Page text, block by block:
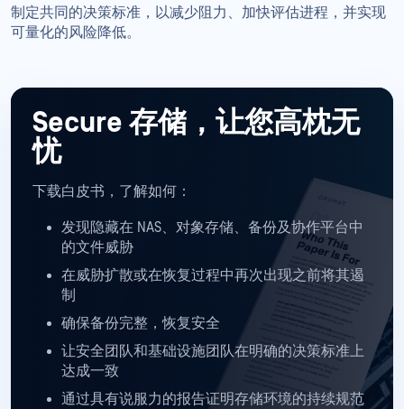
制定共同的决策标准，以减少阻力、加快评估进程，并实现
可量化的风险降低。
Secure 存储，让您高枕无
忧
下载白皮书，了解如何：
发现隐藏在 NAS、对象存储、备份及协作平台中
的文件威胁
在威胁扩散或在恢复过程中再次出现之前将其遏
制
确保备份完整，恢复安全
让安全团队和基础设施团队在明确的决策标准上
达成一致
通过具有说服力的报告证明存储环境的持续规范